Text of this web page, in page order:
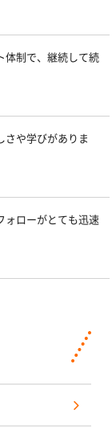
体制で、継続して続
さや学びがありま
ォローがとても迅速